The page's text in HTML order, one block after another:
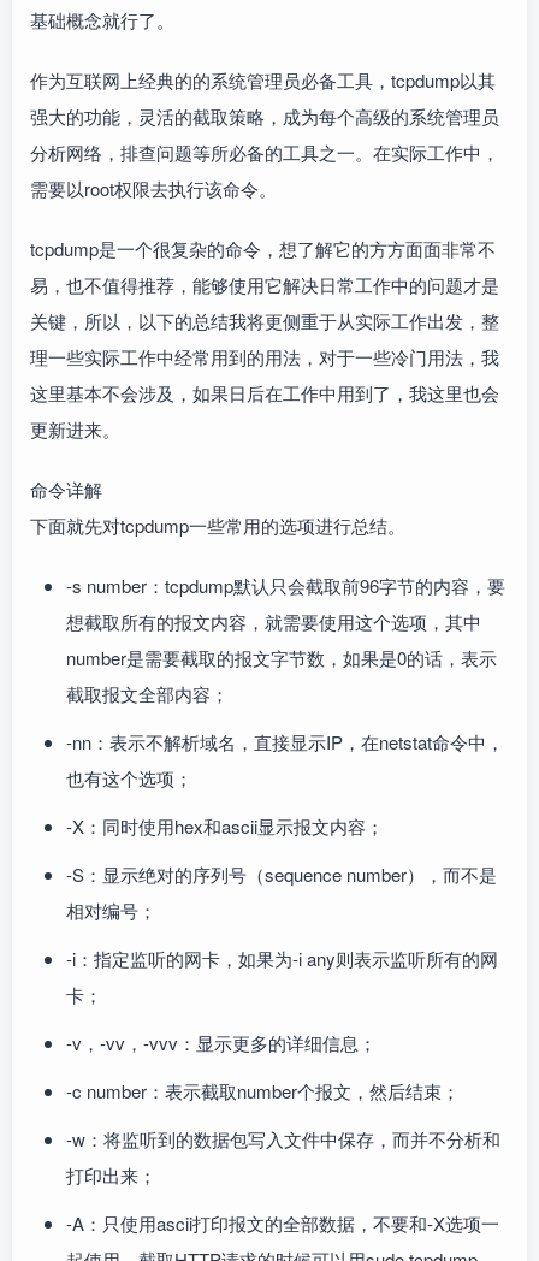
基础概念就行了。
作为互联网上经典的的系统管理员必备工具，tcpdump以其
强大的功能，灵活的截取策略，成为每个高级的系统管理员
分析网络，排查问题等所必备的工具之一。在实际工作中，
需要以root权限去执行该命令。
tcpdump是一个很复杂的命令，想了解它的方方面面非常不
易，也不值得推荐，能够使用它解决日常工作中的问题才是
关键，所以，以下的总结我将更侧重于从实际工作出发，整
理一些实际工作中经常用到的用法，对于一些冷门用法，我
这里基本不会涉及，如果日后在工作中用到了，我这里也会
更新进来。
命令详解
下面就先对tcpdump一些常用的选项进行总结。
-s number：tcpdump默认只会截取前96字节的内容，要
想截取所有的报文内容，就需要使用这个选项，其中
number是需要截取的报文字节数，如果是0的话，表示
截取报文全部内容；
-nn：表示不解析域名，直接显示IP，在netstat命令中，
也有这个选项；
-X：同时使用hex和ascii显示报文内容；
-S：显示绝对的序列号（sequence number），而不是
相对编号；
-i：指定监听的网卡，如果为-i any则表示监听所有的网
卡；
-v，-vv，-vvv：显示更多的详细信息；
-c number：表示截取number个报文，然后结束；
-w：将监听到的数据包写入文件中保存，而并不分析和
打印出来；
-A：只使用ascii打印报文的全部数据，不要和-X选项一